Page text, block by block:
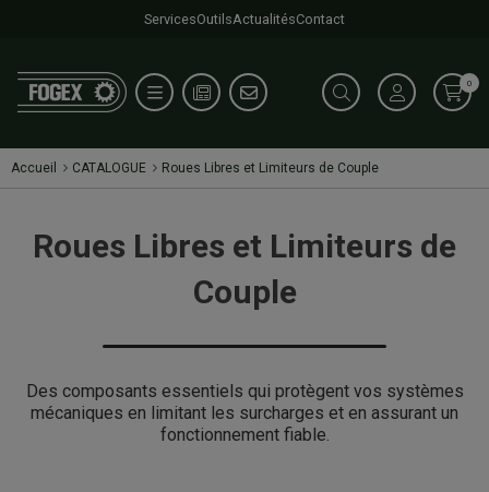
ServicesOutilsActualitésContact
0
Accueil CATALOGUE Roues Libres et Limiteurs de Couple
Roues Libres et Limiteurs de
Couple
Des composants essentiels qui protègent vos systèmes
mécaniques en limitant les surcharges et en assurant un
fonctionnement fiable.